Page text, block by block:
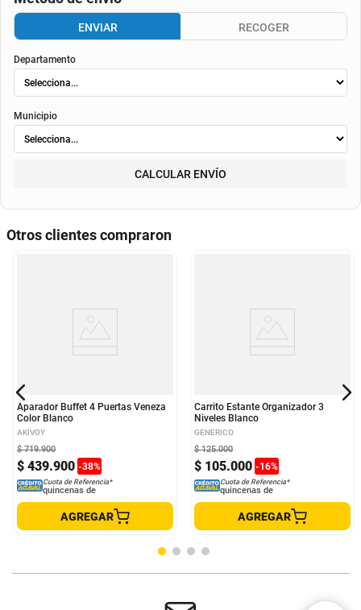
ENVIAR RECOGER
Departamento
Municipio
CALCULAR ENVÍO
Otros clientes compraron
Aparador Buffet 4 Puertas Veneza
Color Blanco
AKIVOY
$ 439.900 -38%
$ 719.900
Cuota de Referencia*
quincenas de
AGREGAR
Carrito Estante Organizador 3
Niveles Blanco
GENERICO
$ 105.000 -16%
$ 125.000
Cuota de Referencia*
quincenas de
AGREGAR